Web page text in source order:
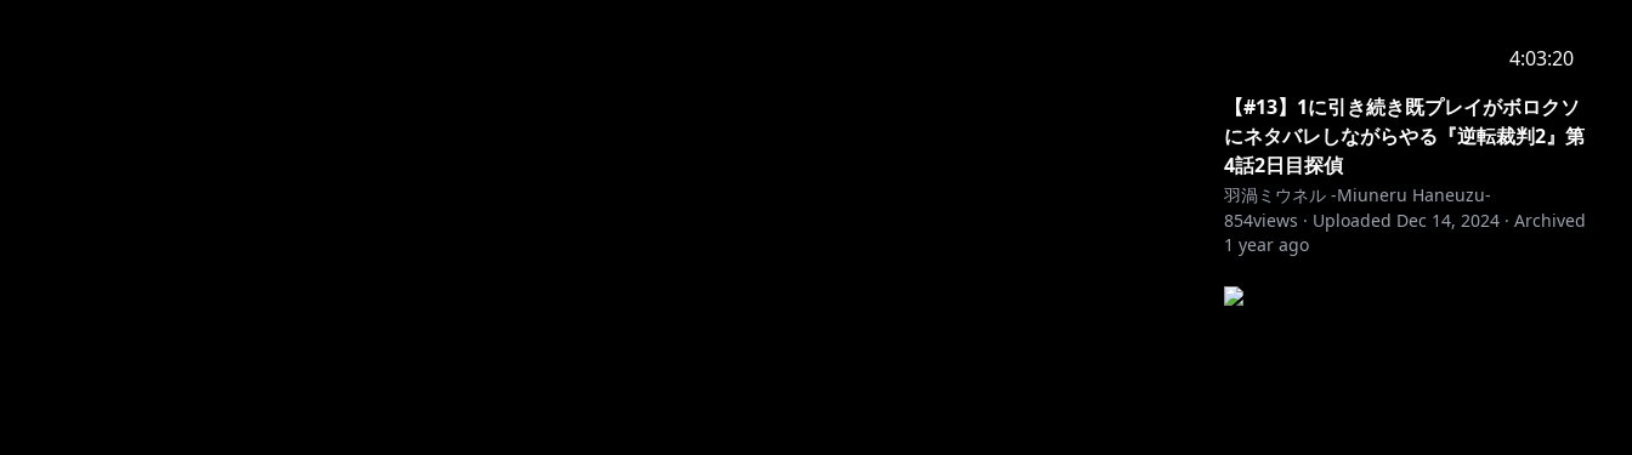
4:03:20
【#13】1に引き続き既プレイがボロクソ
にネタバレしながらやる『逆転裁判2』第
4話2日目探偵
羽渦ミウネル -Miuneru Haneuzu-
854views · Uploaded Dec 14, 2024 · Archived
1 year ago